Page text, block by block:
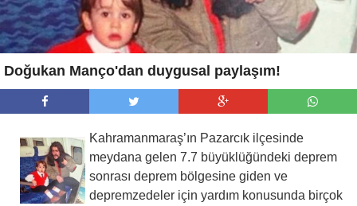
Doğukan Manço'dan duygusal paylaşım!
Kahramanmaraş’ın Pazarcık ilçesinde
meydana gelen 7.7 büyüklüğündeki deprem
sonrası deprem bölgesine giden ve
depremzedeler için yardım konusunda birçok